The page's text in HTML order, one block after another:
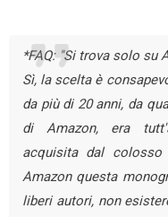
*FAQ: "Si trova solo su
Sì, la scelta è
da più di 20 anni, da
di Amazon, era
acquisita dal
Amazon questa
liberi autori, non